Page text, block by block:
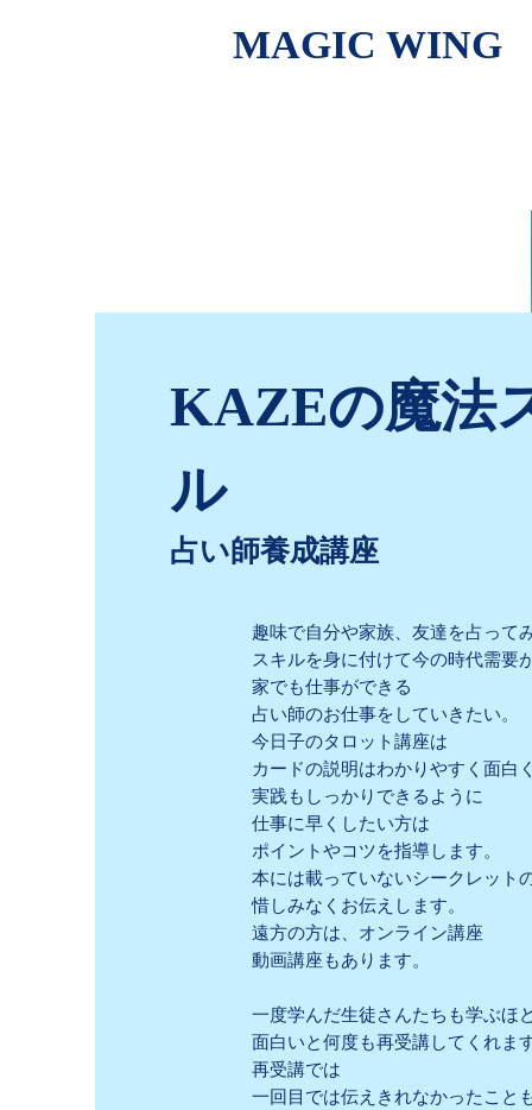
MAGIC WING
占い師養成講座
KAZEの魔法
ル
趣味で自分や家族、友達を占って
スキルを身に付けて今の時代需要
家でも仕事ができる
占い師のお仕事をしていきたい。
今日子のタロット講座は
カードの説明はわかりやすく面白
実践もしっかりできるように
仕事に早くしたい方は
ポイントやコツを指導します。
本には載っていないシークレット
惜しみなくお伝えします。
遠方の方は、オンライン講座
動画講座もあります。
一度学んだ生徒さんたちも学ぶほ
面白いと何度も再受講してくれま
再受講では
一回目では伝えきれなかったこと